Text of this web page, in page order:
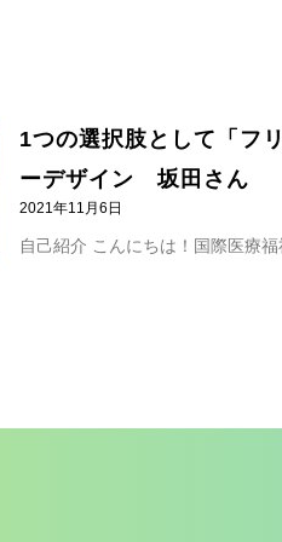
1つの選択肢として「フ
ーデザイン 坂田さん
2021年11月6日
自己紹介 こんにちは！国際医療